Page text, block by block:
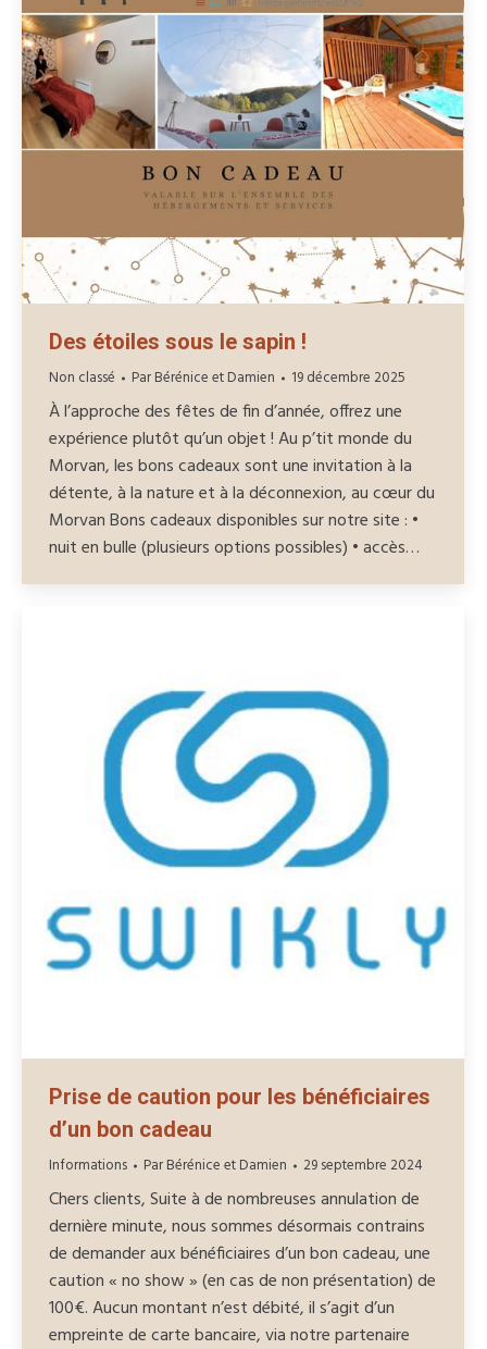
Des étoiles sous le sapin !
Non classé ParBérénice et Damien 19 décembre 2025
À l’approche des fêtes de fin d’année, offrez une
expérience plutôt qu’un objet ! Au p’tit monde du
Morvan, les bons cadeaux sont une invitation à la
détente, à la nature et à la déconnexion, au cœur du
Morvan Bons cadeaux disponibles sur notre site : •
nuit en bulle (plusieurs options possibles) • accès…
Prise de caution pour les bénéficiaires
d’un bon cadeau
Informations ParBérénice et Damien 29 septembre 2024
Chers clients, Suite à de nombreuses annulation de
dernière minute, nous sommes désormais contrains
de demander aux bénéficiaires d’un bon cadeau, une
caution « no show » (en cas de non présentation) de
100€. Aucun montant n’est débité, il s’agit d’un
empreinte de carte bancaire, via notre partenaire